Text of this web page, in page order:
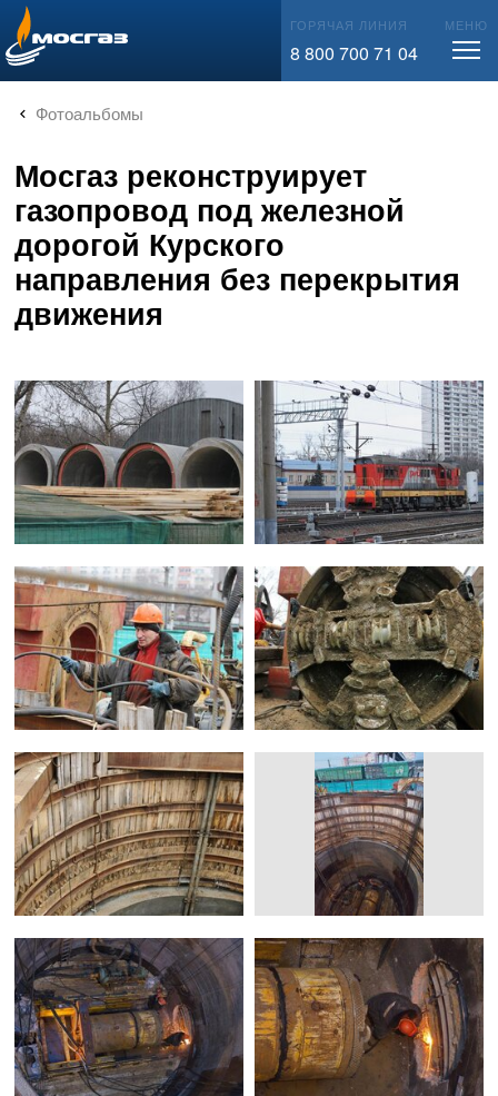
info@mos-gaz.ru ГОРЯЧАЯ ЛИНИЯ
8 800 700 71 04
МЕНЮ
Фотоальбомы
Мосгаз реконструирует
газопровод под железной
дорогой Курского
направления без перекрытия
движения